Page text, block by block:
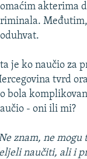
akterima
Međutim,
je ko naučio za
tvrd
bola
- oni ili mi?
znam, ne
naučiti, ali i